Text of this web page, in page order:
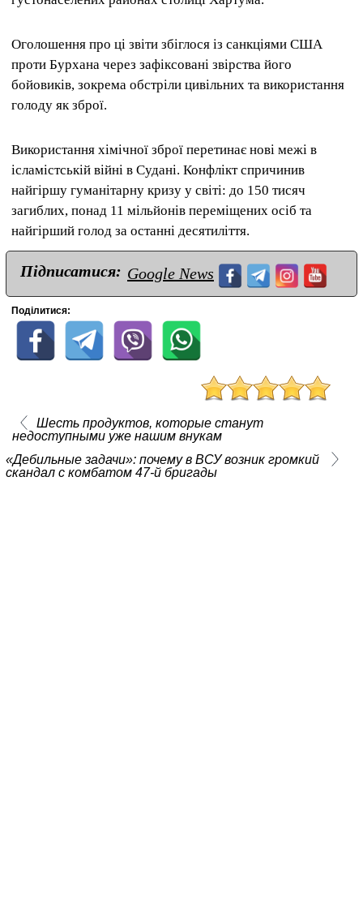
Оголошення про ці звіти збіглося із санкціями США
проти Бурхана через зафіксовані звірства його
бойовиків, зокрема обстріли цивільних та використання
голоду як зброї.
Використання хімічної зброї перетинає нові межі в
ісламістській війні в Судані. Конфлікт спричинив
найгіршу гуманітарну кризу у світі: до 150 тисяч
загиблих, понад 11 мільйонів переміщених осіб та
найгірший голод за останні десятиліття.
Підписатися: Google News
Поділитися:
Шесть продуктов, которые станут
недоступными уже нашим внукам
«Дебильные задачи»: почему в ВСУ возник громкий
скандал с комбатом 47-й бригады